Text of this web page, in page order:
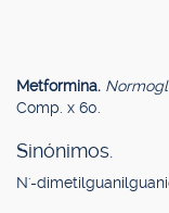
Metformina.
Comp. x 60.
Sinónimos.
N'-